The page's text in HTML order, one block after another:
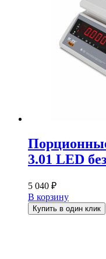
3.01 LED
5 040 ₽
В корзину
Купить в один клик